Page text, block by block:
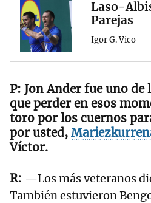
Laso-
Parejas
Igor G. Vico
Jon Ander fue uno de
que perder en esos
toro por los cuernos
por usted,
Víctor.
—Los más veteranos
También estuvieron